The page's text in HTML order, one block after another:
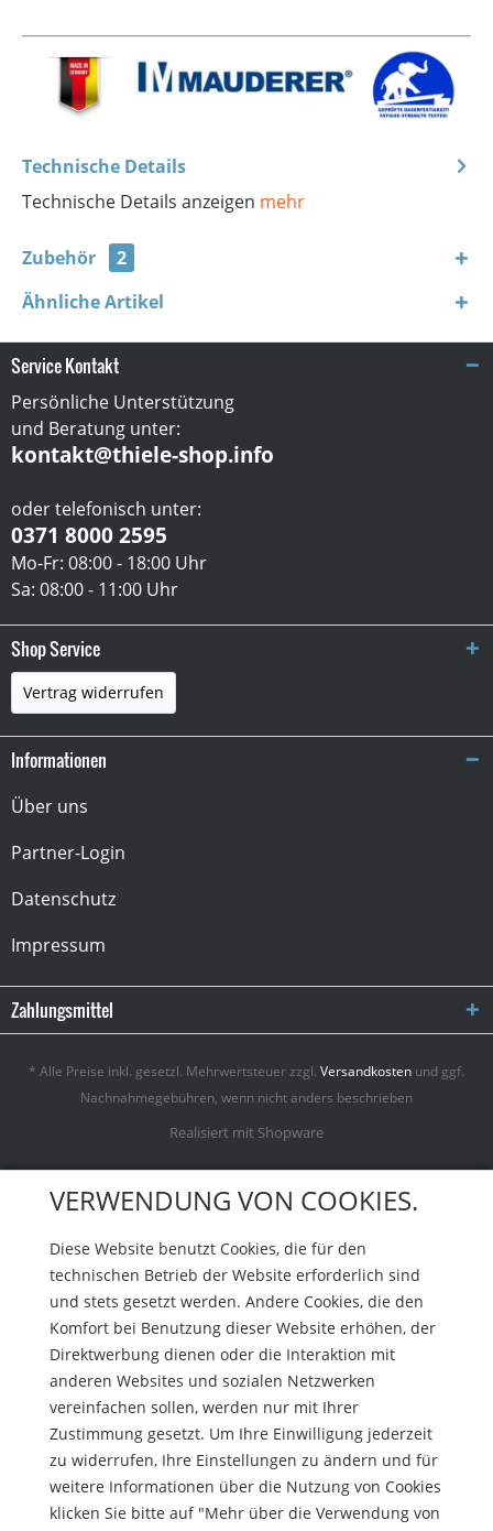
Technische Details
Technische Details anzeigen mehr
Zubehör
2
Ähnliche Artikel
Service Kontakt
Persönliche Unterstützung
und Beratung unter:
kontakt@thiele-shop.info
oder telefonisch unter:
0371 8000 2595
Mo-Fr: 08:00 - 18:00 Uhr
Sa: 08:00 - 11:00 Uhr
Shop Service
Vertrag widerrufen
Informationen
Über uns
Partner-Login
Datenschutz
Impressum
Zahlungsmittel
* Alle Preise inkl. gesetzl. Mehrwertsteuer zzgl. Versandkosten und ggf.
Nachnahmegebühren, wenn nicht anders beschrieben
Realisiert mit Shopware
VERWENDUNG VON COOKIES.
Diese Website benutzt Cookies, die für den
technischen Betrieb der Website erforderlich sind
und stets gesetzt werden. Andere Cookies, die den
Komfort bei Benutzung dieser Website erhöhen, der
Direktwerbung dienen oder die Interaktion mit
anderen Websites und sozialen Netzwerken
vereinfachen sollen, werden nur mit Ihrer
Zustimmung gesetzt. Um Ihre Einwilligung jederzeit
zu widerrufen, Ihre Einstellungen zu ändern und für
weitere Informationen über die Nutzung von Cookies
klicken Sie bitte auf "Mehr über die Verwendung von